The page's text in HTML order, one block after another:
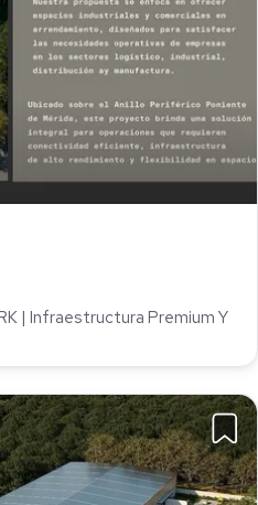
| Infraestructura Premium Y